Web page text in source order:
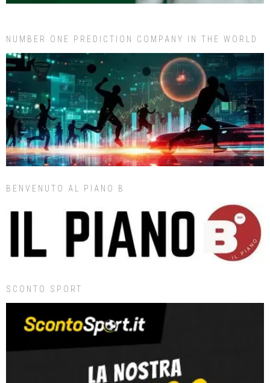
NUMBER ONE PREDICTION COMPANY IN THE WORLD
BENVENUTO AL PIANO B
SCONTO SPORT